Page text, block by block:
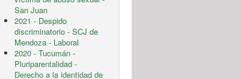
San Juan
2021 - Despido
discriminatorio - SCJ de
Mendoza - Laboral
2020 - Tucumán -
Pluriparentalidad -
Derecho a la identidad de